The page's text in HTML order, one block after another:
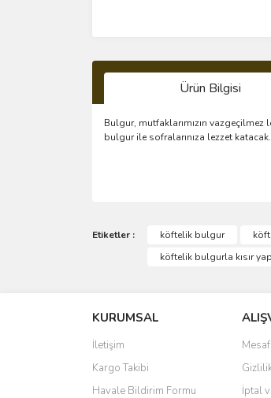
Ürün Bilgisi
Bulgur, mutfaklarımızın
bulgur ile sofralarınıza lezzet
Görüş ve önerileriniz için
Ürün bilgilerinde hatalar
Ürün fiyatı diğer sitelerden
Bu ürüne benzer farklı
Etiketler : köftelik bulgur
köftelik bulgurla kısır
KURUMSAL
İletişim
Kargo Takibi
Havale Bildirim Formu
İptal